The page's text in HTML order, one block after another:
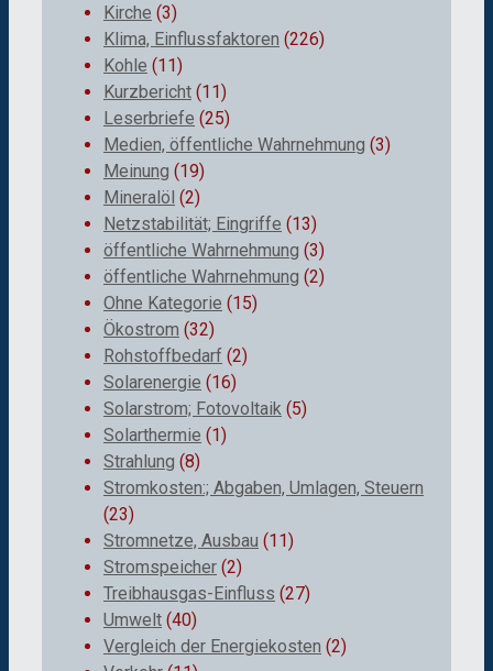
Kirche (3)
Klima, Einflussfaktoren (226)
Kohle (11)
Kurzbericht (11)
Leserbriefe (25)
Medien, öffentliche Wahrnehmung (3)
Meinung (19)
Mineralöl (2)
Netzstabilität; Eingriffe (13)
öffentliche Wahrnehmung (3)
öffentliche Wahrnehmung (2)
Ohne Kategorie (15)
Ökostrom (32)
Rohstoffbedarf (2)
Solarenergie (16)
Solarstrom; Fotovoltaik (5)
Solarthermie (1)
Strahlung (8)
Stromkosten:; Abgaben, Umlagen, Steuern
(23)
Stromnetze, Ausbau (11)
Stromspeicher (2)
Treibhausgas-Einfluss (27)
Umwelt (40)
Vergleich der Energiekosten (2)